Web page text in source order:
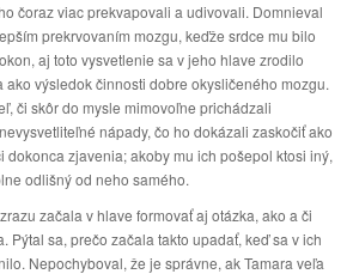
čoraz viac prekvapovali a udivovali. Domnieval
prekrvovaním mozgu, keďže srdce mu bilo
aj toto vysvetlenie sa v jeho hlave zrodilo
ako výsledok činnosti dobre okysličeného mozgu.
či skôr do mysle mimovoľne prichádzali
nápady, čo ho dokázali zaskočiť ako
dokonca zjavenia; akoby mu ich pošepol ktosi iný,
odlišný od neho samého.
začala v hlave formovať aj otázka, ako a či
Pýtal sa, prečo začala takto upadať, keď sa v ich
Nepochyboval, že je správne, ak Tamara veľa